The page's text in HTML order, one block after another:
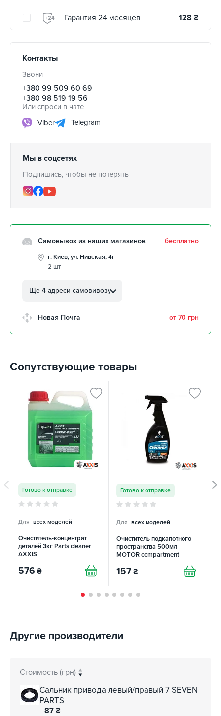
+24 Гарантия 24 месяцев 128 ₴
Контакты
Звони
+380 99 509 60 69
+380 98 519 19 56
Или спроси в чате
Viber
Telegram
Мы в соцсетях
Подпишись, чтобы не потерять
Самовывоз из наших магазинов бесплатно
г. Киев, ул. Нивская, 4г
2 шт
Автолюбителей, 8а
авторынок
г. Киев, ул. Остафия
Ще 4 адреси самовивозу
Новая Почта от 70 грн
Сопутствующие товары
Готово к отправке
Для всех моделей
Очиститель-концентрат
деталей 3кг Рarts cleaner
AXXIS
576 ₴
Готово к отправке
Для всех моделей
Очиститель подкапотного
пространства 500мл
MOTOR compartment
157 ₴
Другие производители
Стоимость (грн)
Сальник привода левый/правый 7 SEVEN
PARTS
87 ₴